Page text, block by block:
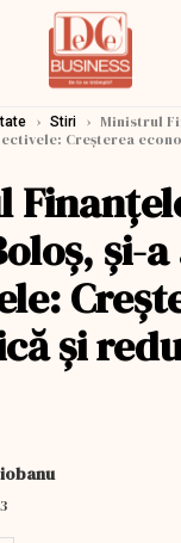
› Stiri › Ministrul
Creşterea
şi-
şi